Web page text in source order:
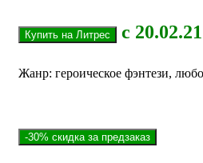
с 20.02.21
Жанр: героическое фэнтези,